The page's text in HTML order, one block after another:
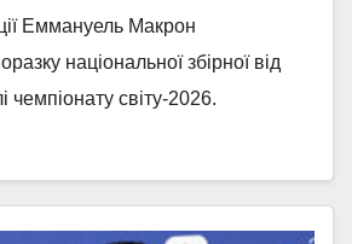
Еммануель Макрон
національної збірної від
чемпіонату світу-2026.